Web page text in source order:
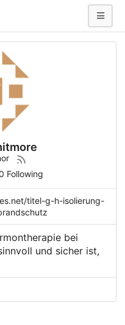
Following
titel-g-h-isolierung-
bei
und sicher ist,